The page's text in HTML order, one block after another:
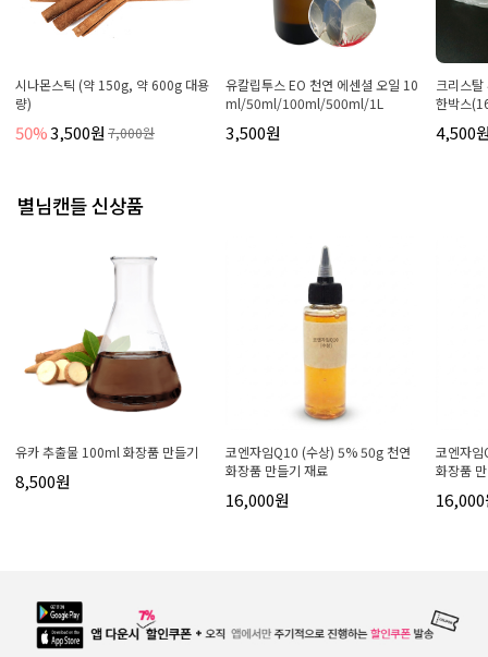
시나몬스틱 (약 150g, 약 600g 대용
량)
50%3,500원7,000원
유칼립투스 EO 천연 에센셜 오일 10
ml/50ml/100ml/500ml/1L
3,500원
크리스
한박스
4,500
별님캔들 신상품
유카 추출물 100ml 화장품 만들기
8,500원
코엔자임Q10 (수상) 5% 50g 천연
화장품 만들기 재료
16,000원
코엔자
화장품